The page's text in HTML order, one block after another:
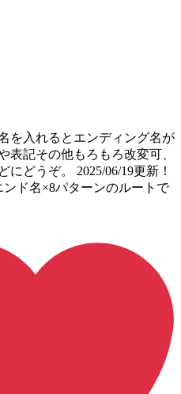
を入れるとエンディング名が
表記その他もろもろ改変可、
にどうぞ。 2025/06/19更新！
ンド名×8パターンのルートで